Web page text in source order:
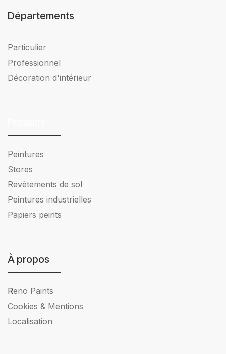
Départements
Particulier
Professionnel
Décoration d'intérieur
Peintures
Stores
Revêtements de sol
Peintures industrielles
Papiers peints
À propos
Reno Paints
Cookies & Mentions
Localisation